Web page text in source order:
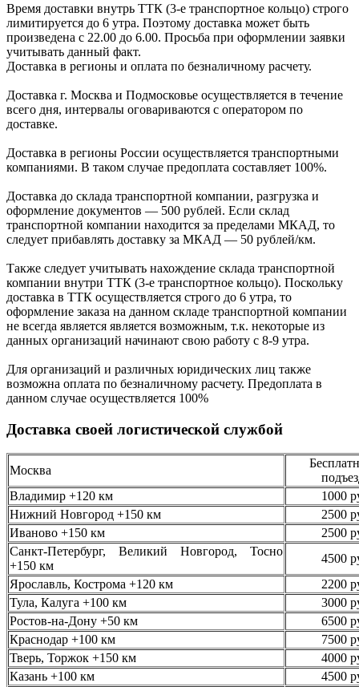
Время доставки внутрь ТТК (3-е транспортное кольцо) строго
лимитируется до 6 утра. Поэтому доставка может быть
произведена с 22.00 до 6.00. Просьба при оформлении заявки
учитывать данный факт.
Доставка в регионы и оплата по безналичному расчету.
Доставка г. Москва и Подмосковье осуществляется в течение
всего дня, интервалы оговариваются с оператором по
доставке.
Доcтавка в регионы России осуществляется транспортными
компаниями. В таком случае предоплата составляет 100%.
Доставка до склада транспортной компании, разгрузка и
оформление документов — 500 рублей. Если склад
транспортной компании находится за пределами МКАД, то
следует прибавлять доставку за МКАД — 50 рублей/км.
Также следует учитывать нахождение склада транспортной
компании внутри ТТК (3-е транспортное кольцо). Поскольку
доставка в ТТК осуществляется строго до 6 утра, то
оформление заказа на данном складе транспортной компании
не всегда является является возможным, т.к. некоторые из
данных организаций начинают свою работу с 8-9 утра.
Для организаций и различных юридических лиц также
возможна оплата по безналичному расчету. Предоплата в
данном случае осуществляется 100%
Доставка своей логистической службой
Москва
Владимир +120 км
1000
Нижний Новгород +150 км
2500
Иваново +150 км
2500
Санкт-Петербург, Великий Новгород, Тосно
+150 км
4500
Ярославль, Кострома +120 км
2200
Тула, Калуга +100 км
3000
Ростов-на-Дону +50 км
6500
Краснодар +100 км
7500
Тверь, Торжок +150 км
4000
Казань +100 км
4500